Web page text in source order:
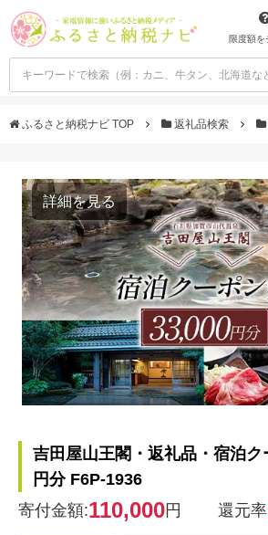
限度額を
ふるさと納税ナビ TOP 返礼品検索
詳細を見る
吉田屋山王閣・返礼品・宿泊
円分 F6P-1936
寄付金額:110,000円 還元